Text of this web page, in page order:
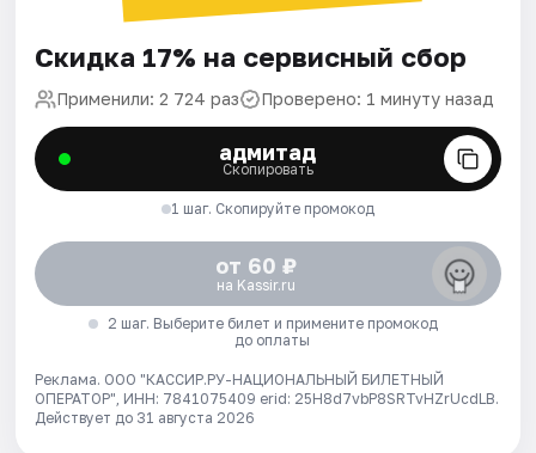
Скидка 17% на сервисный сбор
Применили: 2 724 раз Проверено: 1 минуту назад
адмитад
Скопировать
1 шаг. Скопируйте промокод
от 60 ₽
на Kassir.ru
2 шаг. Выберите билет и примените промокод
до оплаты
Реклама. ООО "КАССИР.РУ-НАЦИОНАЛЬНЫЙ БИЛЕТНЫЙ
ОПЕРАТОР", ИНН: 7841075409 erid: 25H8d7vbP8SRTvHZrUcdLB.
Действует до 31 августа 2026